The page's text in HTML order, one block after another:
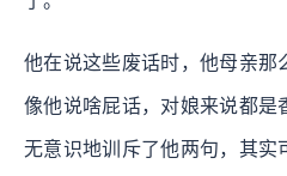
他在说这些废话时，他母亲那
像他说啥屁话，对娘来说都是
无意识地训斥了他两句，其实